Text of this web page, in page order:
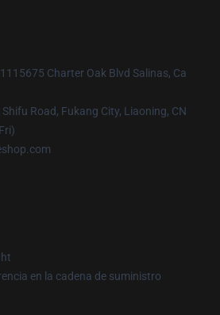
1115675 Charter Oak Blvd Salinas, Ca
Shifu Road, Fukang City, Liaoning, CN
en la cadena de suministro